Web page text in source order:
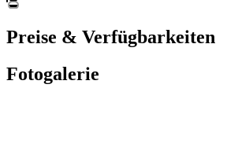
Preise & Verfügbarkeiten
Fotogalerie